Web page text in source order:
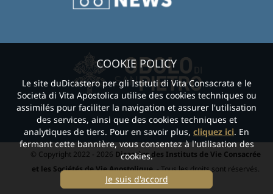
© Copyright 2022 - 2026 Dicastère des Instituts de Vie Consacrée
et les Sociétés de Vie Apostolique.- Tous les droits sont réservés.
COOKIE POLICY
Le site duDicastero per gli Istituti di Vita Consacrata e le
Società di Vita Apostolica utilise des cookies techniques ou
assimilés pour faciliter la navigation et assurer l'utilisation
des services, ainsi que des cookies techniques et
analytiques de tiers. Pour en savoir plus, cliquez ici. En
fermant cette bannière, vous consentez à l'utilisation des
cookies.
Je suis d'accord